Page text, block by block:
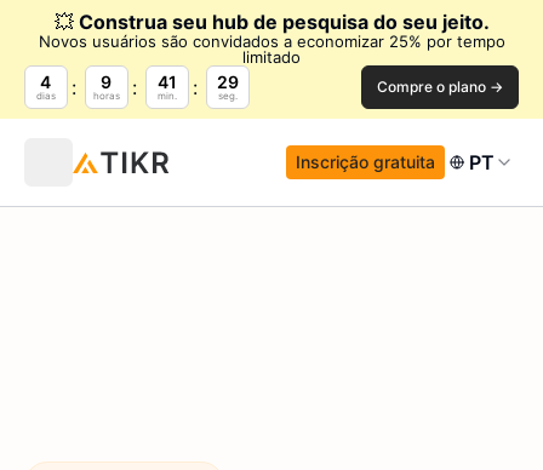
💥 Construa seu hub de pesquisa do seu jeito.
Novos usuários são convidados a economizar 25% por tempo
limitado
4
dias
9
horas
41
min.
28
seg. Compre o plano →
Inscrição gratuita PT